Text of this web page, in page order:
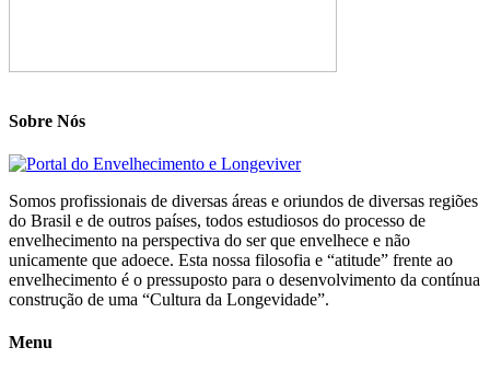
Sobre Nós
Somos profissionais de diversas áreas e oriundos de diversas regiões
do Brasil e de outros países, todos estudiosos do processo de
envelhecimento na perspectiva do ser que envelhece e não
unicamente que adoece. Esta nossa filosofia e “atitude” frente ao
envelhecimento é o pressuposto para o desenvolvimento da contínua
construção de uma “Cultura da Longevidade”.
Menu